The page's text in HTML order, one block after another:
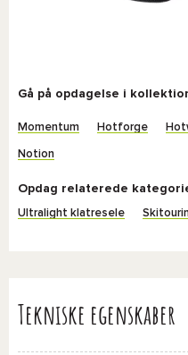
Gå på opdagelse i
Momentum Hotforge
Notion
Opdag relaterede
Ultralight klatresele
Tekniske egenskaber